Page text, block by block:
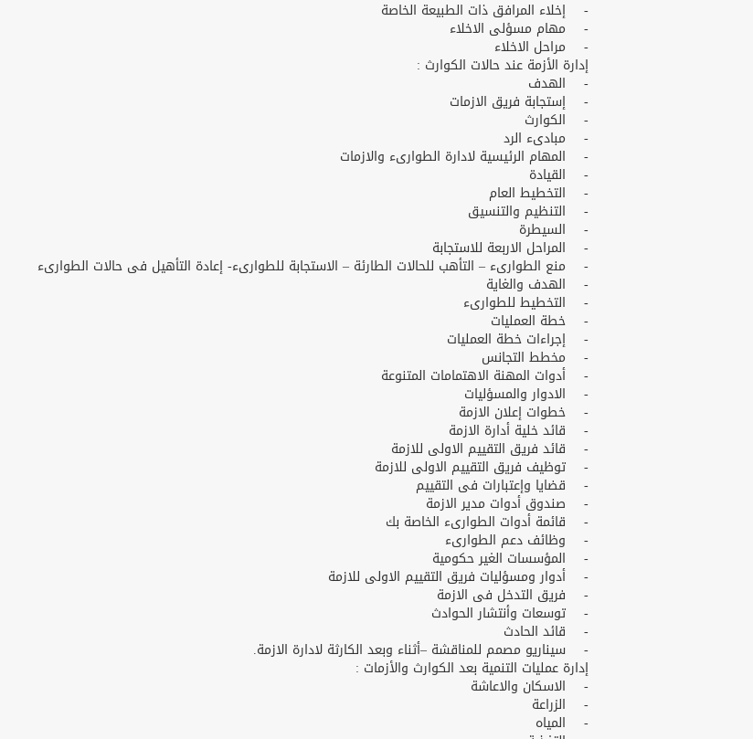
- إخلاء المرافق ذات الطبيعة الخاصة
- مهام مسؤلى الاخلاء
- مراحل الاخلاء
إدارة الأزمة عند حالات الكوارث :
- الهدف
- إستجابة فريق الازمات
- الكوارث
- مبادىء الرد
- المهام الرئيسية لادارة الطوارىء والازمات
- القيادة
- التخطيط العام
- التنظيم والتنسيق
- السيطرة
- المراحل الاربعة للاستجابة
- منع الطوارىء – التأهب للحالات الطارئة – الاستجابة للطوارىء- إعادة التأهيل فى حالات الطوارىء
- الهدف والغاية
- التخطيط للطوارىء
- خطة العمليات
- إجراءات خطة العمليات
- مخطط التجانس
- أدوات المهنة الاهتمامات المتنوعة
- الادوار والمسؤليات
- خطوات إعلان الازمة
- قائد خلية أدارة الازمة
- قائد فريق التقييم الاولى للازمة
- توظيف فريق التقييم الاولى للازمة
- قضايا وإعتبارات فى التقييم
- صندوق أدوات مدير الازمة
- قائمة أدوات الطوارىء الخاصة بك
- وظائف دعم الطوارىء
- المؤسسات الغير حكومية
- أدوار ومسؤليات فريق التقييم الاولى للازمة
- فريق التدخل فى الازمة
- توسعات وأنتشار الحوادث
- قائد الحادث
- سيناريو مصمم للمناقشة –أثناء وبعد الكارثة لادارة الازمة.
إدارة عمليات التنمية بعد الكوارث والأزمات :
- الاسكان والاعاشة
- الزراعة
- المياه